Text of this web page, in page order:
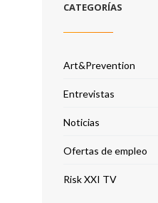
CATEGORÍAS
Art&Prevention
Entrevistas
Noticias
Ofertas de empleo
Risk XXI TV